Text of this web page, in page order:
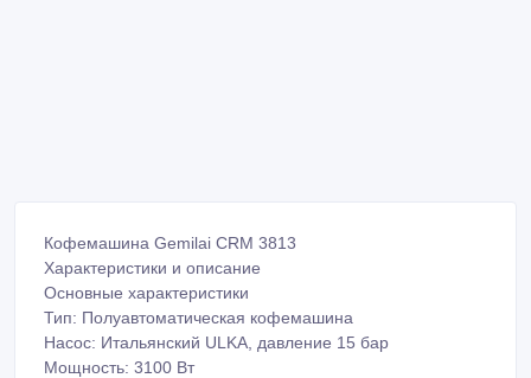
Кофемашина Gemilai CRM 3813
Характеристики и описание
Основные характеристики
Тип: Полуавтоматическая кофемашина
Насос: Итальянский ULKA, давление 15 бар
Мощность: 3100 Вт